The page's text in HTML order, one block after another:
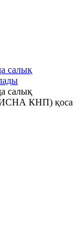
салық
салық
(ИСНА КНП) қоса